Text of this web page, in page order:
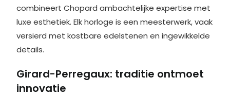
combineert Chopard ambachtelijke expertise met
luxe esthetiek. Elk horloge is een meesterwerk, vaak
versierd met kostbare edelstenen en ingewikkelde
details.
Girard-Perregaux: traditie ontmoet
innovatie